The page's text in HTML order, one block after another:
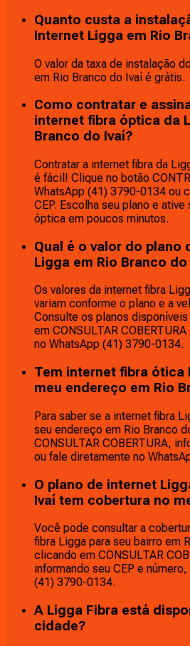
Quanto custa a
Internet Ligga em Rio
O valor da taxa de instalação
em Rio Branco do Ivaí é grátis.
Como contratar e
internet fibra óptica da
Branco do Ivaí?
Contratar a internet fibra da
é fácil! Clique no botão
WhatsApp (41) 3790-0134 ou
CEP. Escolha seu plano e
óptica em poucos minutos.
Qual é o valor do plano
Ligga em Rio Branco do
Os valores da internet fibra
variam conforme o plano e a
Consulte os planos
em CONSULTAR
no WhatsApp (41) 3790-0134.
Tem internet fibra ótica
meu endereço em Rio
Para saber se a internet fibra
seu endereço em Rio Branco
CONSULTAR COBERTURA,
ou fale diretamente no
O plano de internet
Ivaí tem cobertura no
Você pode consultar a
fibra Ligga para seu bairro em
clicando em CONSULTAR
informando seu CEP e
(41) 3790-0134.
A Ligga Fibra está
cidade?